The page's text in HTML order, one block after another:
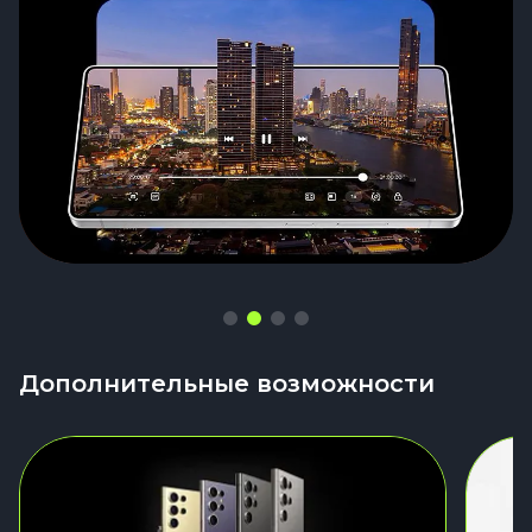
Дополнительные возможности